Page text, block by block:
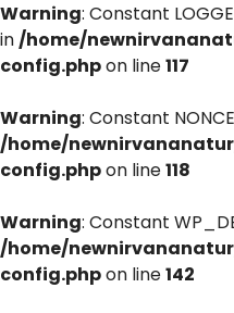
Warning: Constant
in/home/
config.phpon line117
Warning: Constant
/home/
config.phpon line118
Warning: Constant
/home/
config.phpon line142